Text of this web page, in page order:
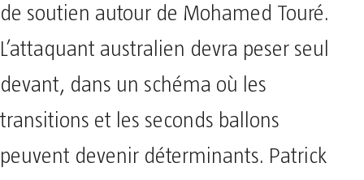
de soutien autour de Mohamed Touré.
L’attaquant australien devra peser seul
devant, dans un schéma où les
transitions et les seconds ballons
peuvent devenir déterminants. Patrick